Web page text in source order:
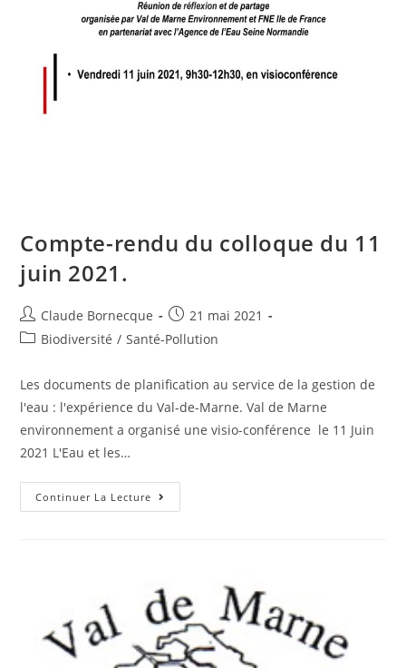
Compte-rendu du colloque du 11
juin 2021.
Claude Bornecque
21 mai 2021
Biodiversité / Santé-Pollution
Les documents de planification au service de la gestion de
l'eau : l'expérience du Val-de-Marne. Val de Marne
environnement a organisé une visio-conférence le 11 Juin
2021 L'Eau et les…
Continuer La Lecture